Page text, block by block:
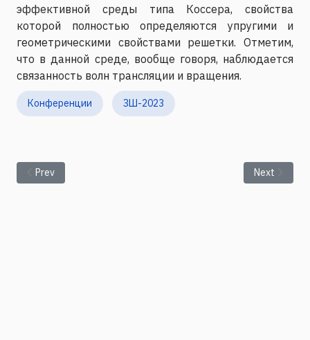
эффективной среды типа Коссера, свойства
которой полностью определяются упругими и
геометрическими свойствами решетки. Отметим,
что в данной среде, вообще говоря, наблюдается
связанность волн трансляции и вращения.
Конференции ЗШ-2023
Previous article: Связанные задачи хемомеханики:
Prev Next article:
Next